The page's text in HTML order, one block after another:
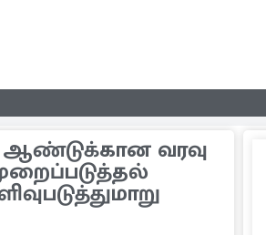
ஆண்டுக்கான வரவு